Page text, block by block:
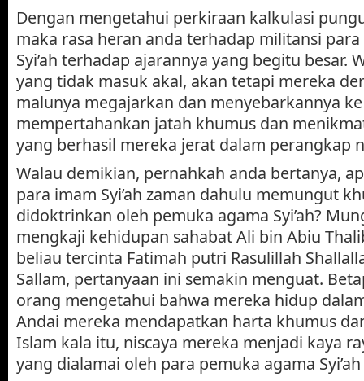
Dengan mengetahui perkiraan kalkulasi
maka rasa heran anda terhadap militansi
Syi’ah terhadap ajarannya yang begitu besar.
yang tidak masuk akal, akan tetapi mereka
malunya megajarkan dan menyebarkannya
mempertahankan jatah khumus dan
yang berhasil mereka jerat dalam perangkap
Walau demikian, pernahkah anda bertanya,
para imam Syi’ah zaman dahulu memungut
didoktrinkan oleh pemuka agama Syi’ah?
mengkaji kehidupan sahabat Ali bin Abiu
beliau tercinta Fatimah putri Rasulillah
Sallam, pertanyaan ini semakin menguat.
orang mengetahui bahwa mereka hidup
Andai mereka mendapatkan harta khumus
Islam kala itu, niscaya mereka menjadi kaya
yang dialamai oleh para pemuka agama